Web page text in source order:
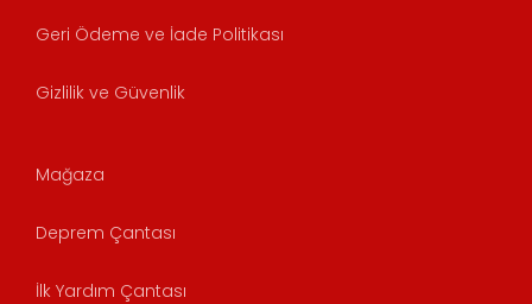
Geri Ödeme ve İade Politikası
Gizlilik ve Güvenlik
Mağaza
Deprem Çantası
İlk Yardım Çantası